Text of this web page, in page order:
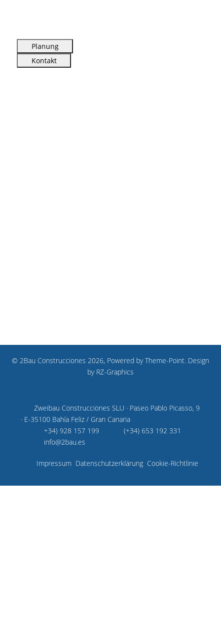
Planung
Kontakt
© 2Bau Construcciones 2026, Powered byTheme-Point. Design
by RZ-Graphics
Zweibau Construcciones SLU · Paseo Pablo Picasso, 9
· E-35100 Bahía Feliz / Gran Canaria
+34) 928 157 199
(+34) 653 192 331
info@2bau.es
Impressum Datenschutzerklärung Cookie-Richtlinie